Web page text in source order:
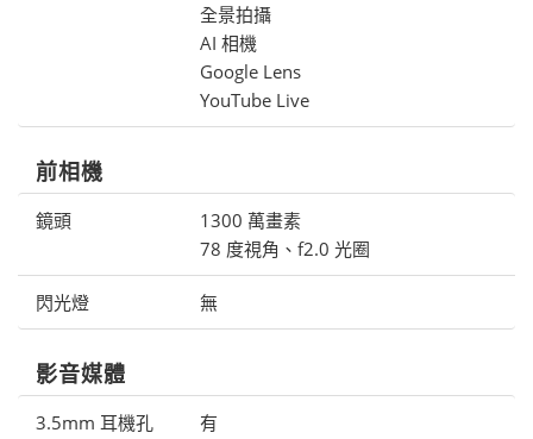
全景拍攝
AI 相機
Google Lens
YouTube Live
前相機
鏡頭
1300 萬畫素
78 度視角、f2.0 光圈
閃光燈 無
影音媒體
3.5mm 耳機孔 有